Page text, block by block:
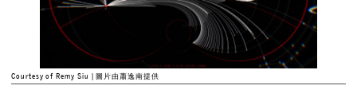
HOPS
Courtesy of Remy Siu | 圖片由蕭逸南提供